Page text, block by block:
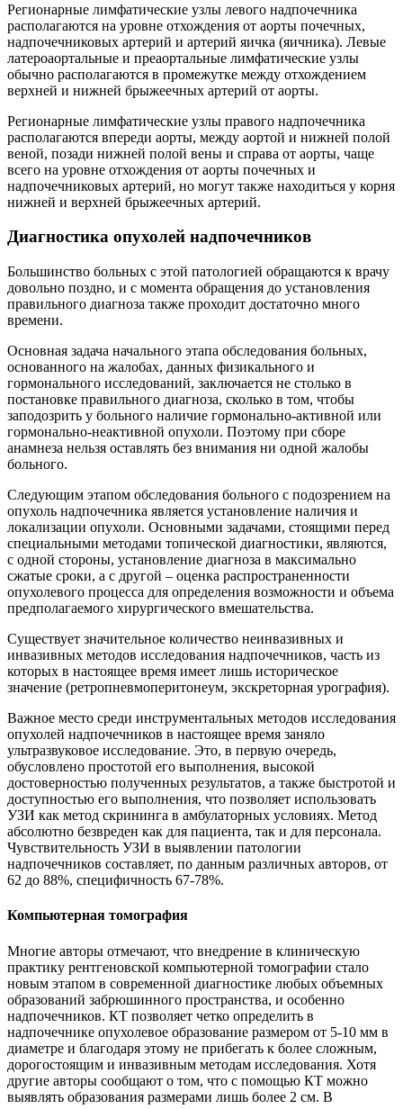
Регионарные лимфатические узлы левого надпочечника
располагаются на уровне отхождения от аорты почечных,
надпочечниковых артерий и артерий яичка (яичника). Левые
латероаортальные и преаортальные лимфатические узлы
обычно располагаются в промежутке между отхождением
верхней и нижней брыжеечных артерий от аорты.
Регионарные лимфатические узлы правого надпочечника
располагаются впереди аорты, между аортой и нижней полой
веной, позади нижней полой вены и справа от аорты, чаще
всего на уровне отхождения от аорты почечных и
надпочечниковых артерий, но могут также находиться у корня
нижней и верхней брыжеечных артерий.
Диагностика опухолей надпочечников
Большинство больных с этой патологией обращаются к врачу
довольно поздно, и с момента обращения до установления
правильного диагноза также проходит достаточно много
времени.
Основная задача начального этапа обследования больных,
основанного на жалобах, данных физикального и
гормонального исследований, заключается не столько в
постановке правильного диагноза, сколько в том, чтобы
заподозрить у больного наличие гормонально-активной или
гормонально-неактивной опухоли. Поэтому при сборе
анамнеза нельзя оставлять без внимания ни одной жалобы
больного.
Следующим этапом обследования больного с подозрением на
опухоль надпочечника является установление наличия и
локализации опухоли. Основными задачами, стоящими перед
специальными методами топической диагностики, являются,
с одной стороны, установление диагноза в максимально
сжатые сроки, а с другой – оценка распространенности
опухолевого процесса для определения возможности и объема
предполагаемого хирургического вмешательства.
Существует значительное количество неинвазивных и
инвазивных методов исследования надпочечников, часть из
которых в настоящее время имеет лишь историческое
значение (ретропневмоперитонеум, экскреторная урография).
Важное место среди инструментальных методов исследования
опухолей надпочечников в настоящее время заняло
ультразвуковое исследование. Это, в первую очередь,
обусловлено простотой его выполнения, высокой
достоверностью полученных результатов, а также быстротой и
доступностью его выполнения, что позволяет использовать
УЗИ как метод скрининга в амбулаторных условиях. Метод
абсолютно безвреден как для пациента, так и для персонала.
Чувствительность УЗИ в выявлении патологии
надпочечников составляет, по данным различных авторов, от
62 до 88%, специфичность 67-78%.
Компьютерная томография
Многие авторы отмечают, что внедрение в клиническую
практику рентгеновской компьютерной томографии стало
новым этапом в современной диагностике любых объемных
образований забрюшинного пространства, и особенно
надпочечников. КТ позволяет четко определить в
надпочечнике опухолевое образование размером от 5-10 мм в
диаметре и благодаря этому не прибегать к более сложным,
дорогостоящим и инвазивным методам исследования. Хотя
другие авторы сообщают о том, что с помощью КТ можно
выявлять образования размерами лишь более 2 см. В